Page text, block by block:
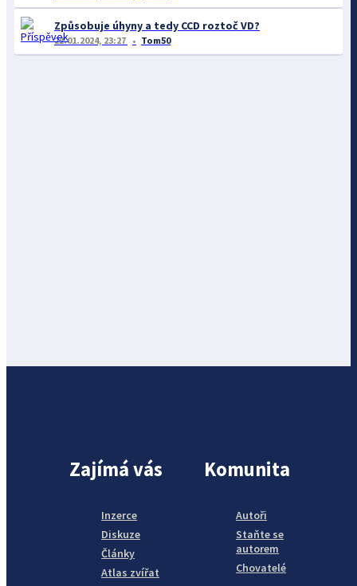
Způsobuje úhyny a tedy CCD roztoč VD?
22.01.2024, 23:27 Tom50
Zajímá vás
Inzerce
Diskuze
Články
Atlas zvířat
Komunita
Autoři
Staňte se
autorem
Chovatelé